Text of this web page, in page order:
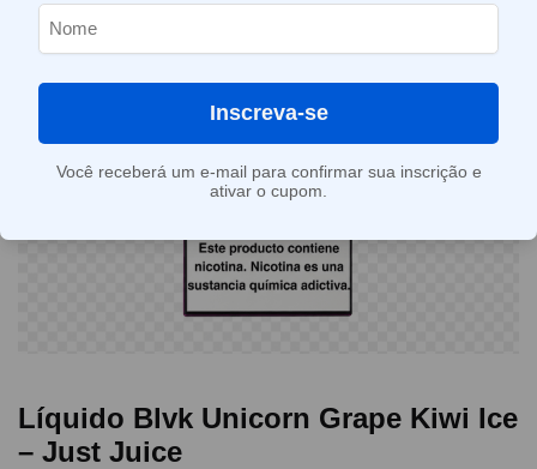
Líquido Blvk Unicorn Grape Kiwi Ice
– Just Juice
Inscreva-se
Você receberá um e-mail para confirmar sua inscrição e
ativar o cupom.